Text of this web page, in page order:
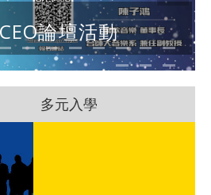
論壇活動
多元入學